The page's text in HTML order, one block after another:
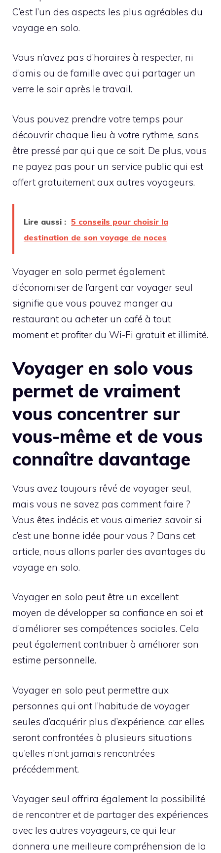
C’est l’un des aspects les plus agréables du
voyage en solo.
Vous n’avez pas d’horaires à respecter, ni
d’amis ou de famille avec qui partager un
verre le soir après le travail.
Vous pouvez prendre votre temps pour
découvrir chaque lieu à votre rythme, sans
être pressé par qui que ce soit. De plus, vous
ne payez pas pour un service public qui est
offert gratuitement aux autres voyageurs.
Lire aussi : 5 conseils pour choisir la
destination de son voyage de noces
Voyager en solo permet également
d’économiser de l’argent car voyager seul
signifie que vous pouvez manger au
restaurant ou acheter un café à tout
moment et profiter du Wi-Fi gratuit et illimité.
Voyager en solo vous
permet de vraiment
vous concentrer sur
vous-même et de vous
connaître davantage
Vous avez toujours rêvé de voyager seul,
mais vous ne savez pas comment faire ?
Vous êtes indécis et vous aimeriez savoir si
c’est une bonne idée pour vous ? Dans cet
article, nous allons parler des avantages du
voyage en solo.
Voyager en solo peut être un excellent
moyen de développer sa confiance en soi et
d’améliorer ses compétences sociales. Cela
peut également contribuer à améliorer son
estime personnelle.
Voyager en solo peut permettre aux
personnes qui ont l’habitude de voyager
seules d’acquérir plus d’expérience, car elles
seront confrontées à plusieurs situations
qu’elles n’ont jamais rencontrées
précédemment.
Voyager seul offrira également la possibilité
de rencontrer et de partager des expériences
avec les autres voyageurs, ce qui leur
donnera une meilleure compréhension de la